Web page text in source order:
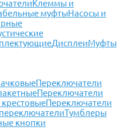
Клеммы и
муфтыНасосы и
ДисплеиМуфты
Переключатели
Переключатели
Переключатели
Тумблеры
кнопки